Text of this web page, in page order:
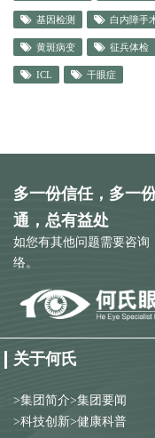
基因检测 白内障手
黄斑病变 征兵体检
ICL 干眼症
多一份信任，多一
通，总有益处
如您有其他问题需要咨询
络。
关于何氏
>集团简介>集团要闻
>科技创新>健康科普